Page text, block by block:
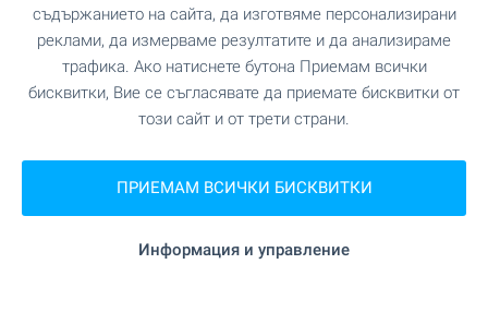
Central Park - първата фаза
вече с АКТ 16!
комплекси ново строителство в София!
съдържанието на сайта, да изготвяме персонализирани
реклами, да измерваме резултатите и да анализираме
трафика. Ако натиснете бутона Приемам всички
бисквитки, Вие се съгласявате да приемате бисквитки от
този сайт и от трети страни.
ПРИЕМАМ ВСИЧКИ БИСКВИТКИ
Информация и управление